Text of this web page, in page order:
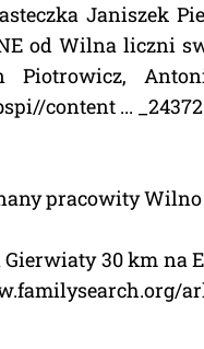
Janiszek
od Wilna liczni
Piotrowicz,
content ...
pracowity
30 km na